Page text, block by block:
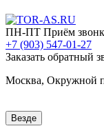
ПН-ПТ Приём
+7 (903) 547-01-27
Заказать обратный
Москва, Окружной
Везде